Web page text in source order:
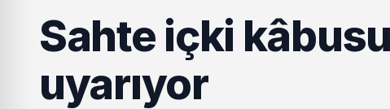
Sahte içki
uyarıyor